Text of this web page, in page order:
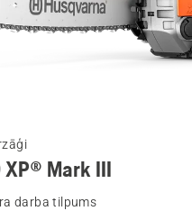
Mark III
darba tilpums